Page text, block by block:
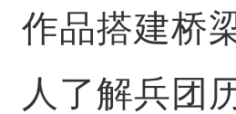
作品搭建桥
人了解兵团